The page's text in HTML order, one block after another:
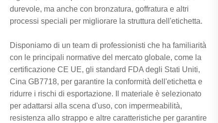
durevole, ma anche con bronzatura, goffratura e altri
processi speciali per migliorare la struttura dell'etichetta.
Disponiamo di un team di professionisti che ha familiarità
con le principali normative del mercato globale, come la
certificazione CE UE, gli standard FDA degli Stati Uniti,
Cina GB7718, per garantire la conformità dell'etichetta e
ridurre i rischi di esportazione. Il materiale è selezionato
per adattarsi alla scena d'uso, con impermeabilità,
resistenza allo strappo e altre caratteristiche per garantire